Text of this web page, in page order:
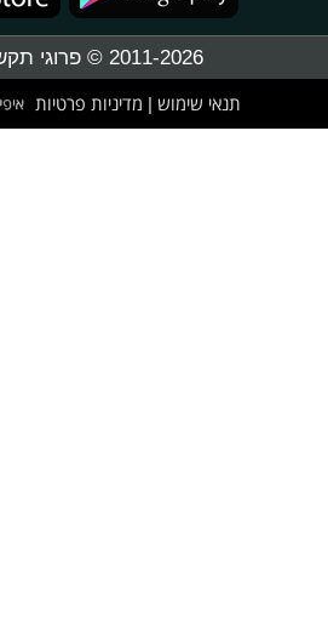
2011-2026 © פרוגי תקשורת בע"מ
תנאי שימוש מדיניות פרטיות